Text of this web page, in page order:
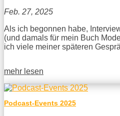
Feb. 27, 2025
Als ich begonnen habe,
(und damals für mein Buch
ich viele meiner späteren
mehr lesen
Podcast-Events 2025